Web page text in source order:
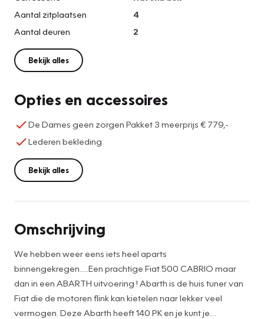
Aantal zitplaatsen
4
Aantal deuren
2
Bekijk alles
Opties en accessoires
De Dames geen zorgen Pakket 3 meerprijs € 779,-
Lederen bekleding
Bekijk alles
Omschrijving
We hebben weer eens iets heel aparts
binnengekregen.....Een prachtige Fiat 500 CABRIO maar
dan in een ABARTH uitvoering ! Abarth is de huis tuner van
Fiat die de motoren flink kan kietelen naar lekker veel
vermogen. Deze Abarth heeft 140 PK en je kunt je